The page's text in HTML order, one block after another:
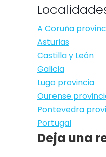
A Coruña
Asturias
Castilla y León
Galicia
Lugo provincia
Ourense
Pontevedra
Portugal
Deja una